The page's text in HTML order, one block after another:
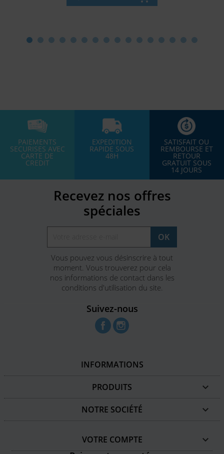
PAIEMENTS
SECURISES AVEC
CARTE DE
CREDIT
EXPEDITION
RAPIDE SOUS
48H
SATISFAIT OU
REMBOURSE ET
RETOUR
GRATUIT SOUS
14 JOURS
Recevez nos offres
spéciales
Vous pouvez vous désinscrire à tout
moment. Vous trouverez pour cela
nos informations de contact dans les
conditions d'utilisation du site.
Suivez-nous
Facebook
INFORMATIONS
PRODUITS 
NOTRE SOCIÉTÉ 
VOTRE COMPTE
